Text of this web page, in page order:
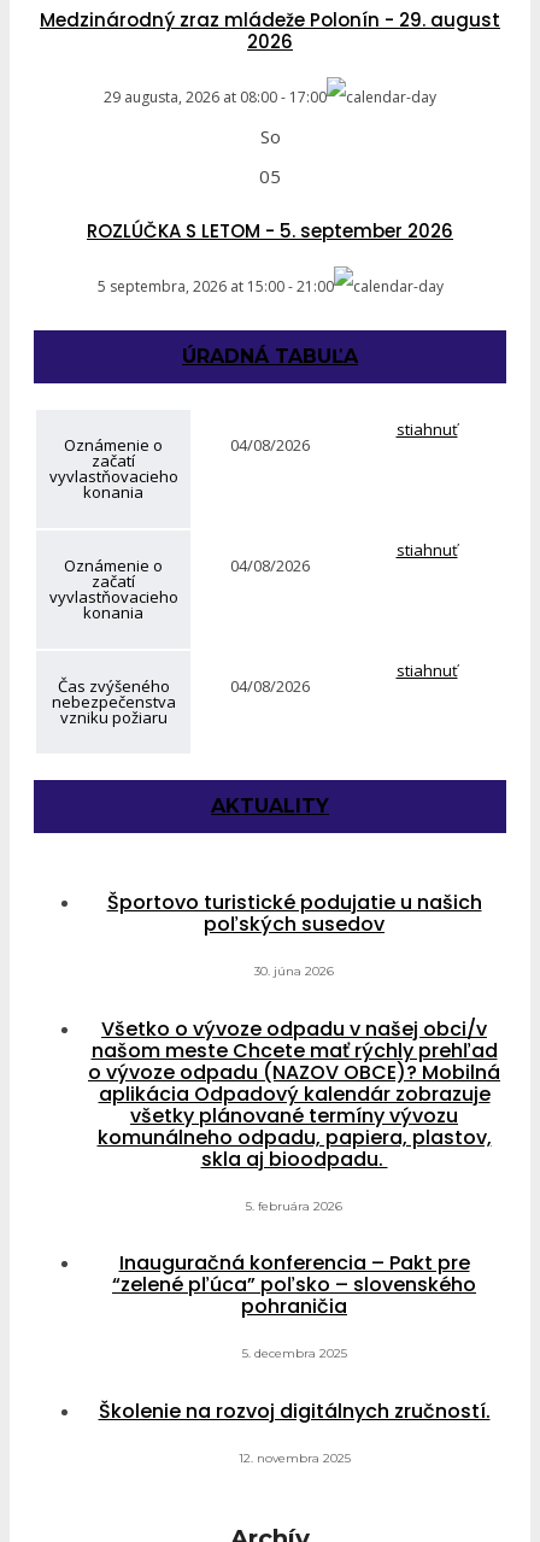
Medzinárodný zraz mládeže Polonín - 29. august
2026
29 augusta, 2026 at 08:00- 17:00
So
05
ROZLÚČKA S LETOM - 5. september 2026
5 septembra, 2026 at 15:00-21:00
ÚRADNÁ TABUĽA
Oznámenie o
začatí
vyvlastňovacieho
konania
04/08/2026
stiahnuť
Oznámenie o
začatí
vyvlastňovacieho
konania
04/08/2026
stiahnuť
Čas zvýšeného
nebezpečenstva
vzniku požiaru
04/08/2026
stiahnuť
AKTUALITY
Športovo turistické podujatie u našich
poľských susedov
30. júna 2026
Všetko o vývoze odpadu v našej obci/v
našom meste Chcete mať rýchly prehľad
o vývoze odpadu (NAZOV OBCE)? Mobilná
aplikácia Odpadový kalendár zobrazuje
všetky plánované termíny vývozu
komunálneho odpadu, papiera, plastov,
skla aj bioodpadu.
5. februára 2026
Inauguračná konferencia – Pakt pre
“zelené pľúca” poľsko – slovenského
pohraničia
5. decembra 2025
Školenie na rozvoj digitálnych zručností.
12. novembra 2025